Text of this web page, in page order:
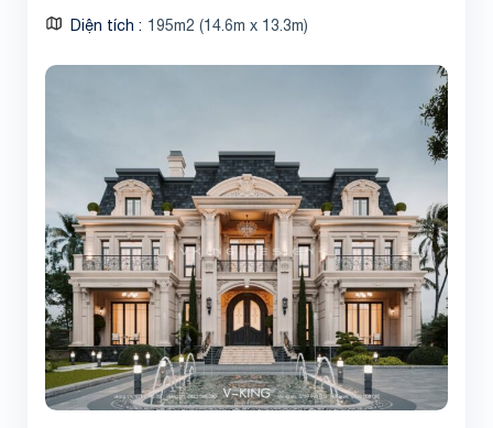
Diện tích 195m2 (14.6m x 13.3m)